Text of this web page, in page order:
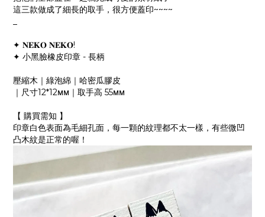
這三款做成了細長的取手，很方便蓋印~~~~
✦ 𝐍𝐄𝐊𝐎 𝐍𝐄𝐊𝐎!
✦ 小黑臉橡皮印章 - 長柄
壓縮木｜綠泡綿｜哈密瓜膠皮
｜尺寸12*12ᴍᴍ｜取手高 55ᴍᴍ
【 購買需知 】
印章白色表面為毛細孔面，每一顆的紋理都不太一樣，有些微凹
凸木紋是正常的喔！